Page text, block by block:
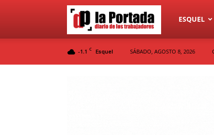
Diario
ESQUEL
-1.1 C Esquel SÁBADO, AGOSTO 8, 2026